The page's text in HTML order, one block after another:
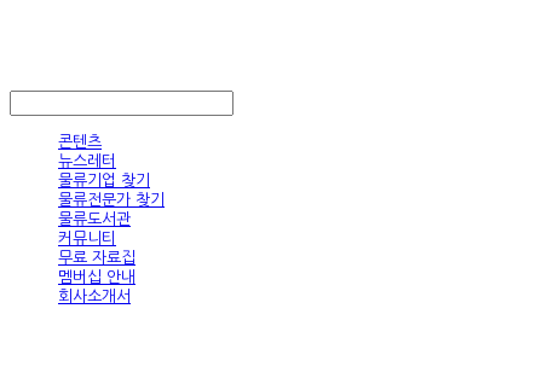
콘텐츠
뉴스레터
물류기업 찾기
물류전문가 찾기
물류도서관
커뮤니티
무료 자료집
멤버십 안내
회사소개서